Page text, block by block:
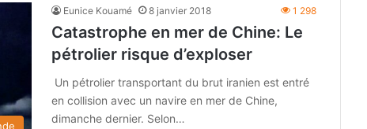
Eunice Kouamé 8 janvier 2018 1 298
Catastrophe en mer de Chine: Le
pétrolier risque d’exploser
Un pétrolier transportant du brut iranien est entré
en collision avec un navire en mer de Chine,
dimanche dernier. Selon…